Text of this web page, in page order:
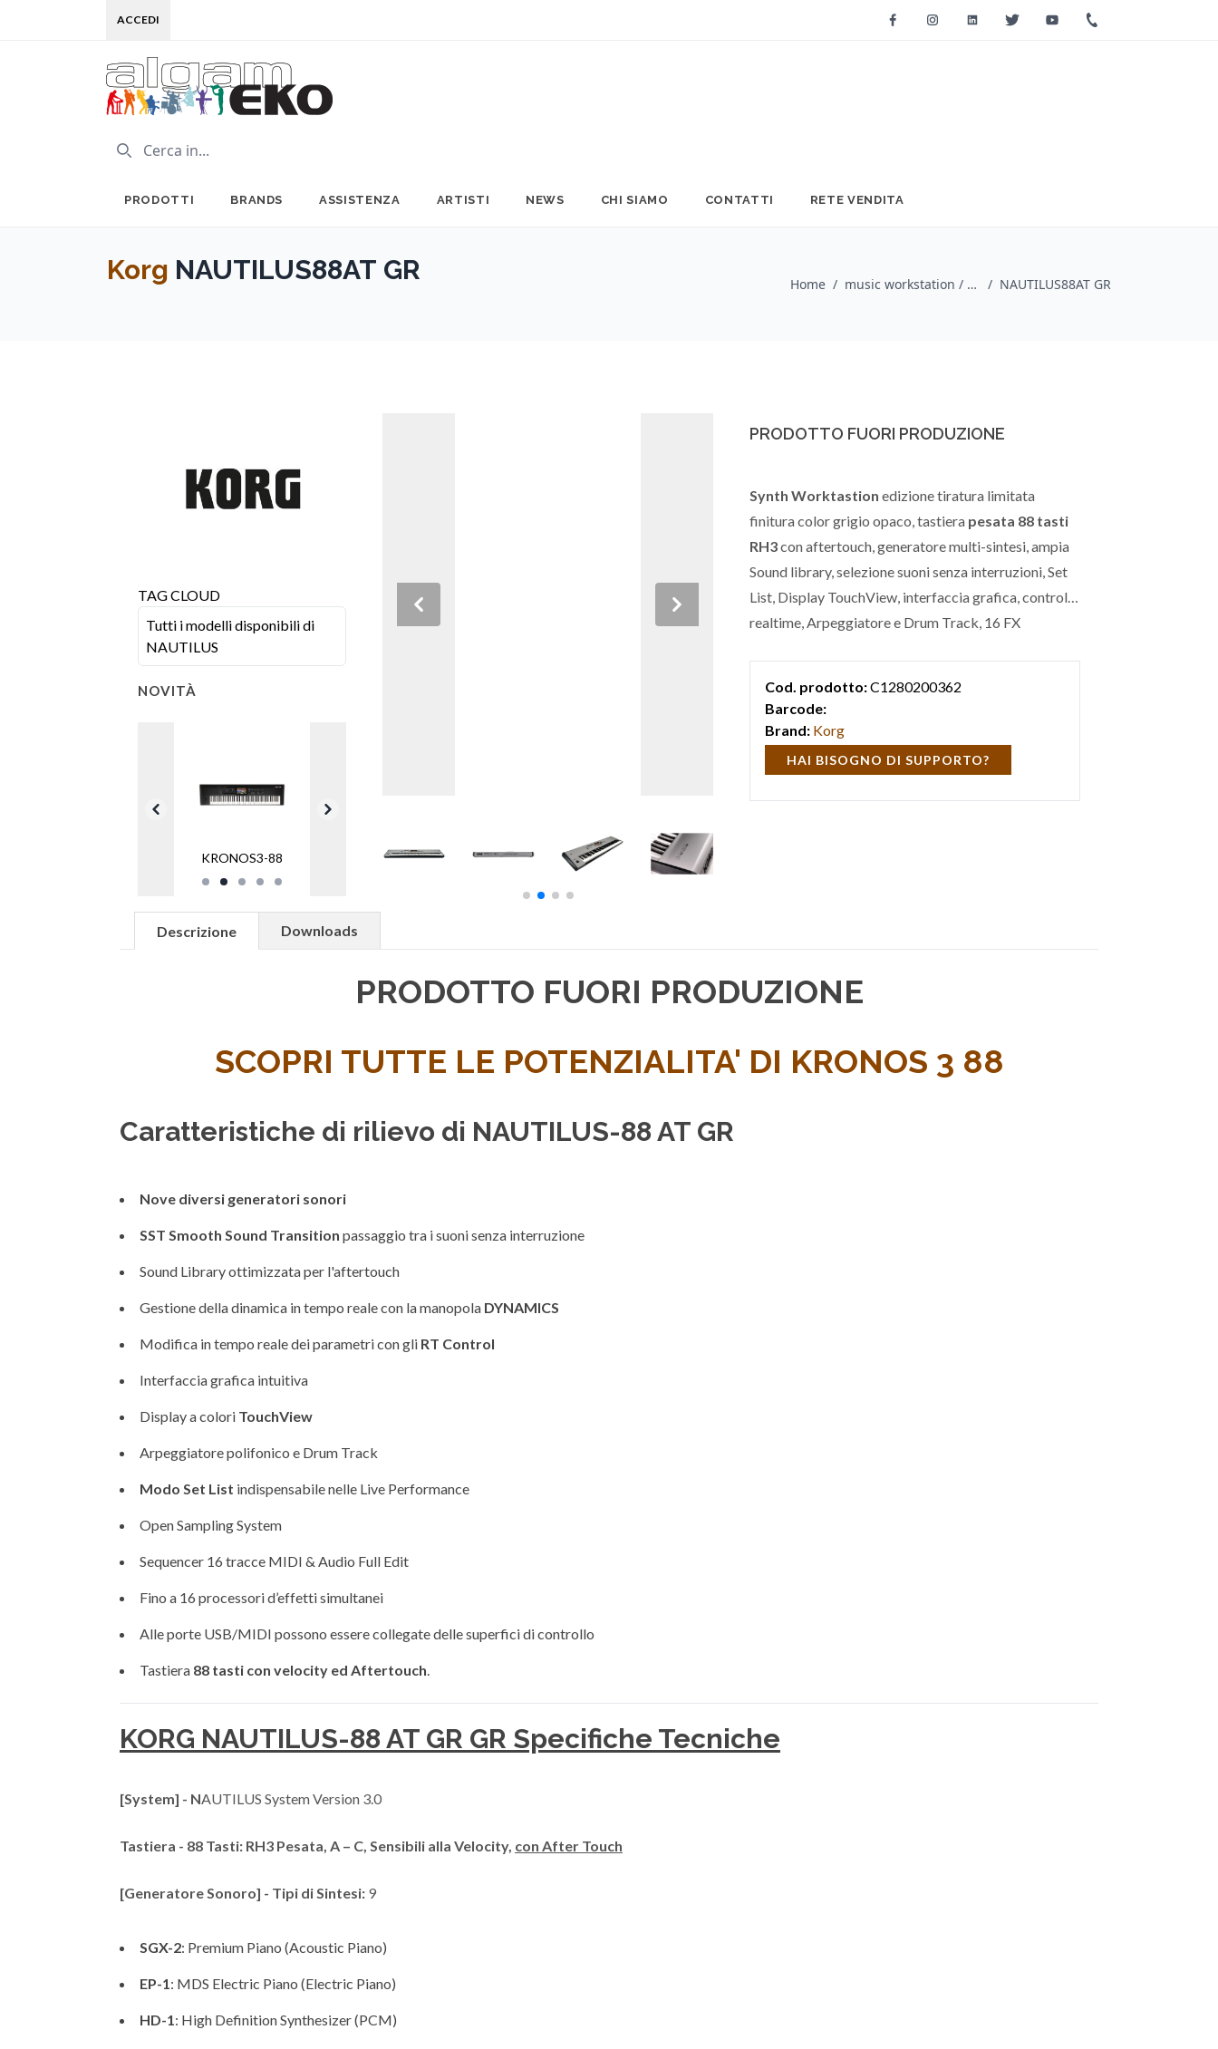
ACCEDI FacebookInstagramLinkedinTwitter Youtube
PRODOTTI BRANDS ASSISTENZA ARTISTI NEWS CHI SIAMO CONTATTI RETE VENDITA
Korg NAUTILUS88AT GR Home / music workstation / Korg / NAUTILUS88AT GR
TAG CLOUD
Tutti i modelli disponibili di
NAUTILUS
NOVITÀ
KRONOS3-88
Previous Next
PRODOTTO FUORI PRODUZIONE
Synth Worktastion edizione tiratura limitata
finitura color grigio opaco, tastiera pesata 88 tasti
RH3con aftertouch, generatore multi-sintesi, ampia
Sound library, selezione suoni senza interruzioni, Set
List, Display TouchView, interfaccia grafica, controlli
realtime, Arpeggiatore e Drum Track, 16 FX
Cod. prodotto:C1280200362
Barcode:
Brand: Korg
HAI BISOGNO DI SUPPORTO?
Descrizione Downloads
PRODOTTO FUORI PRODUZIONE
SCOPRI TUTTE LE POTENZIALITA' DI KRONOS 3 88
Caratteristiche di rilievo di NAUTILUS-88 AT GR
Nove diversi generatori sonori
SST Smooth Sound Transition passaggio tra i suoni senza interruzione
Sound Library ottimizzata per l'aftertouch
Gestione della dinamica in tempo reale con la manopola DYNAMICS
Modifica in tempo reale dei parametri con gli RT Control
Interfaccia grafica intuitiva
Display a colori TouchView
Arpeggiatore polifonico e Drum Track
Modo Set List indispensabile nelle Live Performance
Open Sampling System
Sequencer 16 tracce MIDI & Audio Full Edit
Fino a 16 processori d’effetti simultanei
Alle porte USB/MIDI possono essere collegate delle superfici di controllo
Tastiera 88 tasti con velocity ed Aftertouch.
KORG NAUTILUS-88 AT GR GR Specifiche Tecniche
[System] - NAUTILUS System Version 3.0
Tastiera - 88 Tasti: RH3 Pesata, A – C, Sensibili alla Velocity, con After Touch
[Generatore Sonoro] - Tipi di Sintesi: 9
SGX-2: Premium Piano (Acoustic Piano)
EP-1: MDS Electric Piano (Electric Piano)
HD-1: High Definition Synthesizer (PCM)